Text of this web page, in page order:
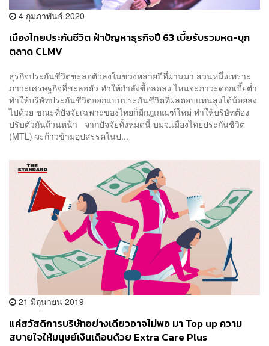
4 กุมภาพันธ์ 2020
เมืองไทยประกันชีวิต ฝ่าปัญหาธุรกิจปี 63 เบี้ยรับรวมหด-บุก
ตลาด CLMV
ธุรกิจประกันชีวิตชะลอตัวลงในช่วงหลายปีที่ผ่านมา ส่วนหนึ่งเพราะ
ภาวะเศรษฐกิจที่ชะลอตัว ทำให้กำลังซื้อลดลง ไหนจะภาวะดอกเบี้ยต่ำ
ทำให้บริษัทประกันชีวิตออกแบบประกันชีวิตที่ผลตอบแทนสูงได้น้อยลง
ไปด้วย ขณะที่ปัจจัยเฉพาะของไทยก็มีกฎเกณฑ์ใหม่ ทำให้บริษัทต้อง
ปรับตัวกันถ้วนหน้า จากปัจจัยทั้งหมดนี้ บมจ.เมืองไทยประกันชีวิต
(MTL) จะก้าวข้ามอุปสรรคในป...
21 มิถุนายน 2019
แค่สวัสดิการบริษัทอย่างเดียวอาจไม่พอ มา Top up ความ
สบายใจให้มนุษย์เงินเดือนด้วย Extra Care Plus